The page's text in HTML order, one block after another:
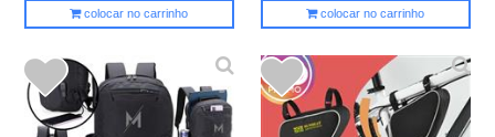
colocar no carrinho colocar no carrinho